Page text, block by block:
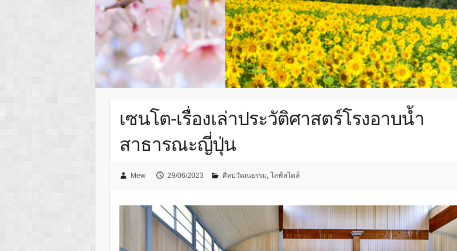
เซนโต-เรื่องเล่าประวัติศาสตร์โรงอาบน้ำ
สาธารณะญี่ปุ่น
Mew 29/06/2023 ศิลปวัฒนธรรม, ไลฟ์สไตล์